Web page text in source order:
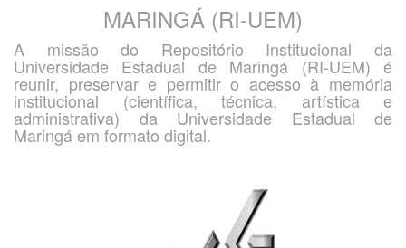
MARINGÁ (RI-UEM)
A missão do Repositório Institucional da
Universidade Estadual de Maringá (RI-UEM) é
reunir, preservar e permitir o acesso à memória
institucional (científica, técnica, artística e
administrativa) da Universidade Estadual de
Maringá em formato digital.